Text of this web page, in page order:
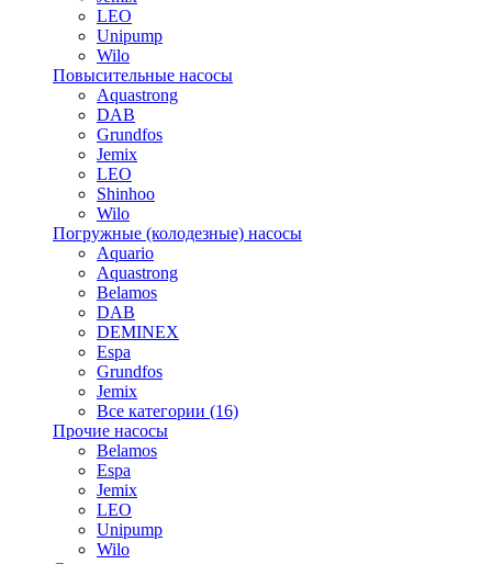
LEO
Unipump
Wilo
Повысительные насосы
Aquastrong
DAB
Grundfos
Jemix
LEO
Shinhoo
Wilo
Погружные (колодезные) насосы
Aquario
Aquastrong
Belamos
DAB
DEMINEX
Espa
Grundfos
Jemix
Все категории (16)
Прочие насосы
Belamos
Espa
Jemix
LEO
Unipump
Wilo